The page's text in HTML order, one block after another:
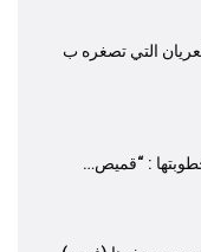
التي تصغره ب
: “قميص…